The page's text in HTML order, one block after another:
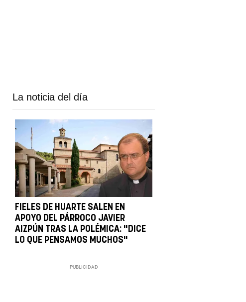
La noticia del día
FIELES DE HUARTE SALEN EN
APOYO DEL PÁRROCO JAVIER
AIZPÚN TRAS LA POLÉMICA: "DICE
LO QUE PENSAMOS MUCHOS"